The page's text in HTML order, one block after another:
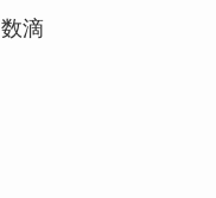
滴